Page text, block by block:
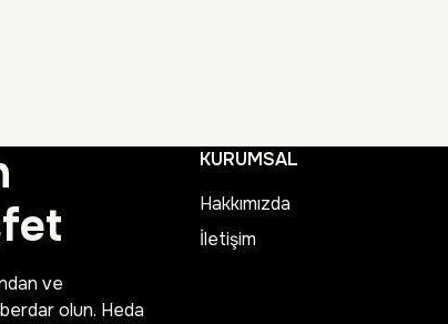
ve
olun. Heda
KURUMSAL
Hakkımızda
İletişim